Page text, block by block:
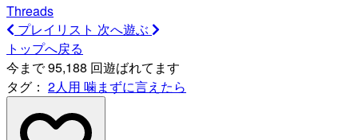
Threads
プレイリスト 次へ遊ぶ
トップへ戻る
今まで 95,188 回遊ばれてます
タグ： 2人用 噛まずに言えたら